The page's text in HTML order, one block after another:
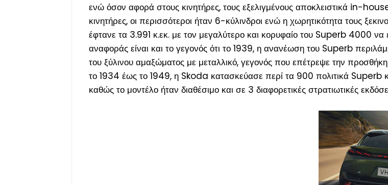
ενώ όσον αφορά στους κινητήρες, τους εξελιγμένους αποκλειστικά in-
κινητήρες, οι περισσότεροι ήταν 6-κύλινδροι ενώ η χωρητικότητα τους
έφτανε τα 3.991 κ.εκ. με τον μεγαλύτερο και κορυφαίο του Superb 4000 να
αναφοράς είναι και το γεγονός ότι το 1939, η ανανέωση του Superb
του ξύλινου αμαξώματος με μεταλλικό, γεγονός που επέτρεψε την
το 1934 έως το 1949, η Skoda κατασκεύασε περί τα 900 πολιτικά Superb
καθώς το μοντέλο ήταν διαθέσιμο και σε 3 διαφορετικές στρατιωτικές